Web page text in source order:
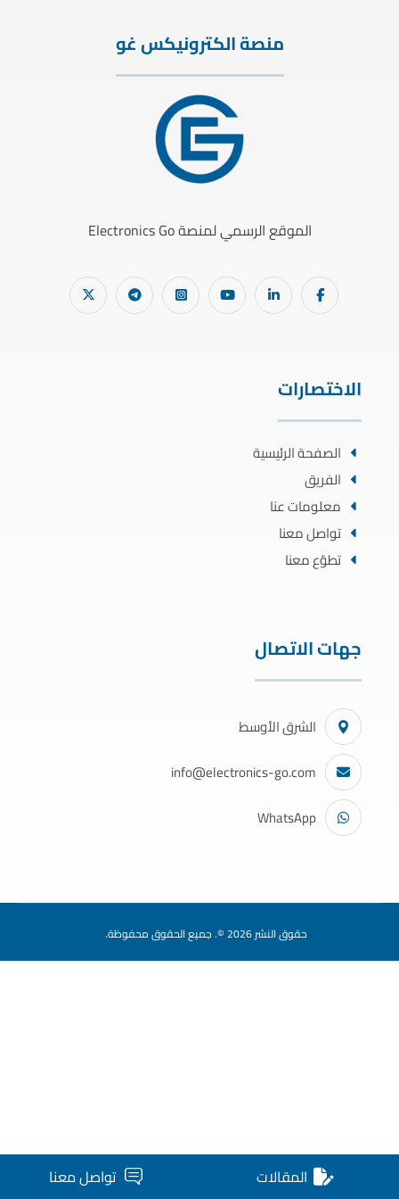
منصة الكترونيكس غو
الموقع الرسمي لمنصة Electronics Go
الاختصارات
الصفحة الرئيسية
الفريق
معلومات عنا
تواصل معنا
تطوّع معنا
جهات الاتصال
الشرق الأوسط
info@electronics-go.com
WhatsApp
حقوق النشر 2026 ©. جميع الحقوق محفوظة.
المقالات تواصل معنا